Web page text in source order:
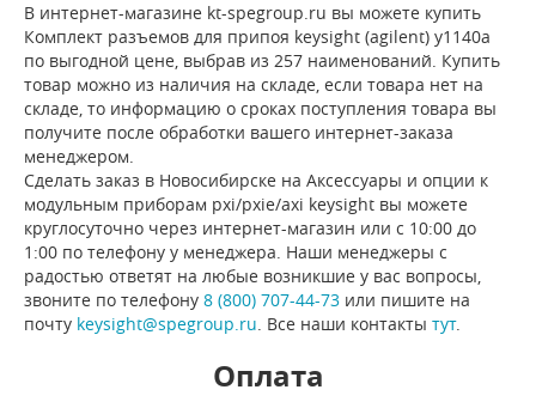
В интернет-магазине kt-spegroup.ru вы можете купить
Комплект разъемов для припоя keysight (agilent) y1140a
по выгодной цене, выбрав из 257 наименований. Купить
товар можно из наличия на складе, если товара нет на
складе, то информацию о сроках поступления товара вы
получите после обработки вашего интернет-заказа
менеджером.
Сделать заказ в Новосибирске на Аксессуары и опции к
модульным приборам pxi/pxie/axi keysight вы можете
круглосуточно через интернет-магазин или с 10:00 до
1:00 по телефону у менеджера. Наши менеджеры с
радостью ответят на любые возникшие у вас вопросы,
звоните по телефону 8 (800) 707-44-73 или пишите на
почту keysight@spegroup.ru. Все наши контакты тут.
Оплата